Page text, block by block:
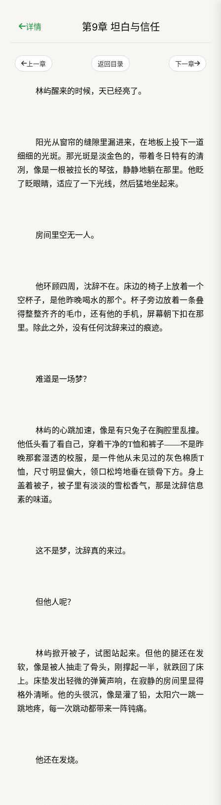
详情 第9章 坦白与信任
上一章 返回目录 下一章
林屿醒来的时候，天已经亮了。
阳光从窗帘的缝隙里漏进来，在地板上投下一道
细细的光斑。那光斑是淡金色的，带着冬日特有的清
冽，像是一根被拉长的琴弦，静静地躺在那里。他眨
了眨眼睛，适应了一下光线，然后猛地坐起来。
房间里空无一人。
他环顾四周，沈辞不在。床边的椅子上放着一个
空杯子，是他昨晚喝水的那个。杯子旁边放着一条叠
得整整齐齐的毛巾，还有他的手机，屏幕朝下扣在那
里。除此之外，没有任何沈辞来过的痕迹。
难道是一场梦？
林屿的心跳加速，像是有只兔子在胸腔里乱撞。
他低头看了看自己，穿着干净的T恤和裤子——不是昨
晚那套湿透的校服，是一件他从未见过的灰色棉质T
恤，尺寸明显偏大，领口松垮地垂在锁骨下方。身上
盖着被子，被子里有淡淡的雪松香气，那是沈辞信息
素的味道。
这不是梦，沈辞真的来过。
但他人呢？
林屿掀开被子，试图站起来。但他的腿还在发
软，像是被人抽走了骨头，刚撑起一半，就跌回了床
上。床垫发出轻微的弹簧声响，在寂静的房间里显得
格外清晰。他的头很沉，像是灌了铅，太阳穴一跳一
跳地疼，每一次跳动都带来一阵钝痛。
他还在发烧。